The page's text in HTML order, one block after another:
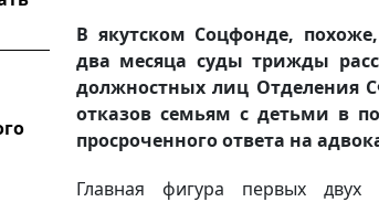
В якутском Соцфонде,
два месяца суды трижды
должностных лиц Отделения
отказов семьям с детьми в
просроченного ответа на
Главная фигура первых